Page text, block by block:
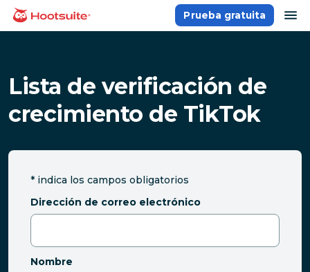
Saltar
Página principal
Prueba gratuita
Lista de verificación de
crecimiento de TikTok
* indica los campos obligatorios
Dirección de correo electrónico
Nombre